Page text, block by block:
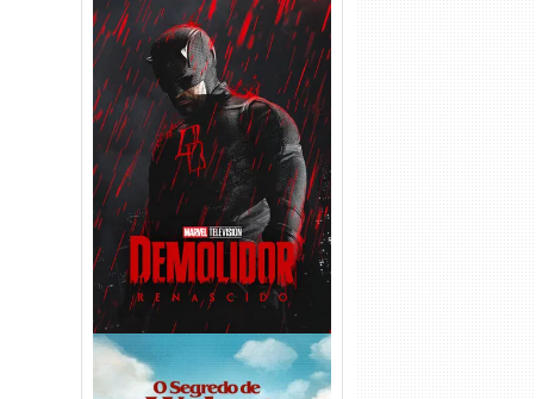
Demolidor: Renascido 2ª
Temporada (2026) WEB-DL
1080p Dual Áudio